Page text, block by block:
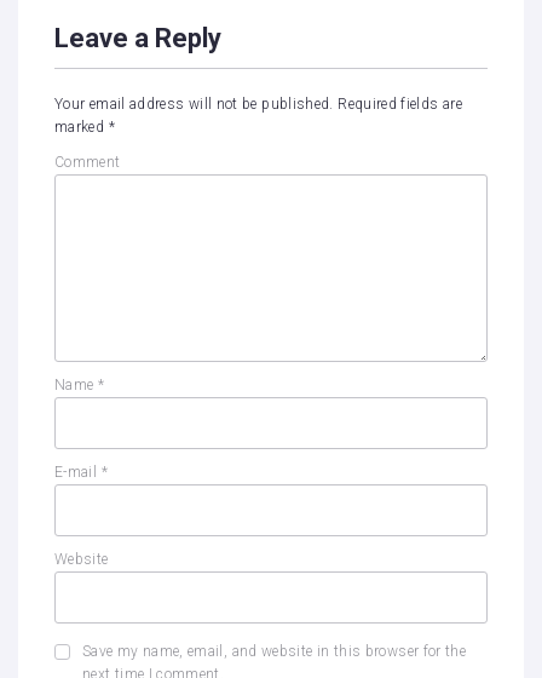
Leave a Reply
Your email address will not be published. Required fields are
marked *
Comment
Name *
E-mail *
Website
Save my name, email, and website in this browser for the
next time I comment.